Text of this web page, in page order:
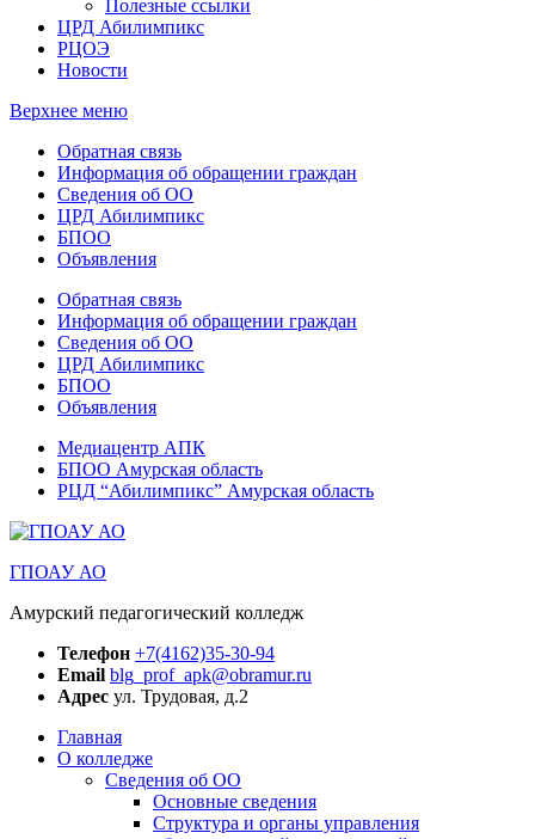
Полезные ссылки
ЦРД Абилимпикс
РЦОЭ
Новости
Верхнее меню
Обратная связь
Информация об обращении граждан
Сведения об ОО
ЦРД Абилимпикс
БПОО
Объявления
Обратная связь
Информация об обращении граждан
Сведения об ОО
ЦРД Абилимпикс
БПОО
Объявления
Медиацентр АПК
БПОО Амурская область
РЦД “Абилимпикс” Амурская область
ГПОАУ АО
Амурский педагогический колледж
Телефон +7(4162)35-30-94
Email blg_prof_apk@obramur.ru
Адрес ул. Трудовая, д.2
Главная
О колледже
Сведения об ОО
Основные сведения
Структура и органы управления